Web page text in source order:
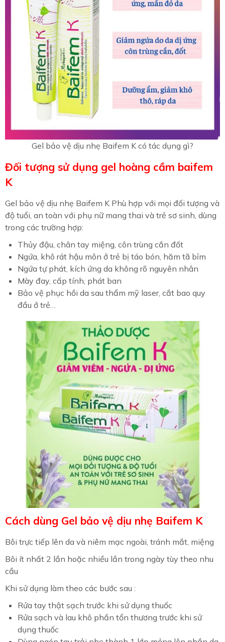
Gel bảo vệ dịu nhẹ Baifem K có tác dụng gì?
Đối tượng sử dụng gel hoàng cầm baifem
K
Gel bảo vệ dịu nhẹ Baifem K Phù hợp với mọi đối tượng và
độ tuổi, an toàn với phụ nữ mang thai và trẻ sơ sinh, dùng
trong các trường hợp:
Thủy đậu, chân tay miệng, côn trùng cắn đốt
Ngứa, khô rát hậu môn ở trẻ bị táo bón, hăm tã bỉm
Ngứa tự phát, kích ứng da không rõ nguyên nhân
Mày đay, cấp tính, phát ban
Bảo vệ phục hồi da sau thẩm mỹ laser, cắt bao quy
đầu ở trẻ…
Cách dùng Gel bảo vệ dịu nhẹ Baifem K
Bôi trực tiếp lên da và niêm mạc ngoài, tránh mắt, miệng
Bôi ít nhất 2 lần hoặc nhiều lần trong ngày tùy theo nhu
cầu
Khi sử dụng làm theo các bước sau :
Rửa tay thật sạch trước khi sử dụng thuốc
Rửa sạch và lau khô phần tổn thương trước khi sử
dụng thuốc